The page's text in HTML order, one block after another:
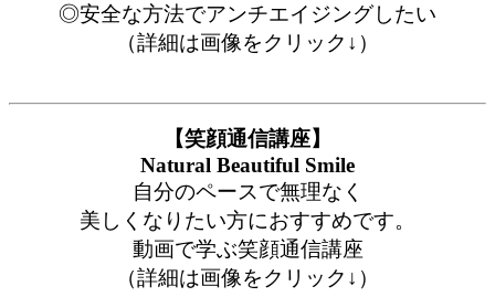
◎安全な方法でアンチエイジングしたい
（詳細は画像をクリック↓）
【笑顔通信講座】
Natural Beautiful Smile
自分のペースで無理なく
美しくなりたい方におすすめです。
動画で学ぶ笑顔通信講座
（詳細は画像をクリック↓）